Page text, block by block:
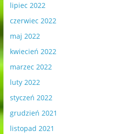
lipiec 2022
czerwiec 2022
maj 2022
kwiecień 2022
marzec 2022
luty 2022
styczeń 2022
grudzień 2021
listopad 2021